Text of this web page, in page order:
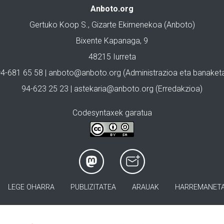
Anboto.org
Gertuko Koop S., Gizarte Ekimenekoa (Anboto)
Bixente Kapanaga, 9
48215 Iurreta
681 65 58 | anboto@anboto.org (Administrazioa eta
94-623 25 23 | astekaria@anboto.org (Erredakzioa)
Codesyntaxek garatua
LEGE OHARRA PUBLIZITATEA ARAUAK